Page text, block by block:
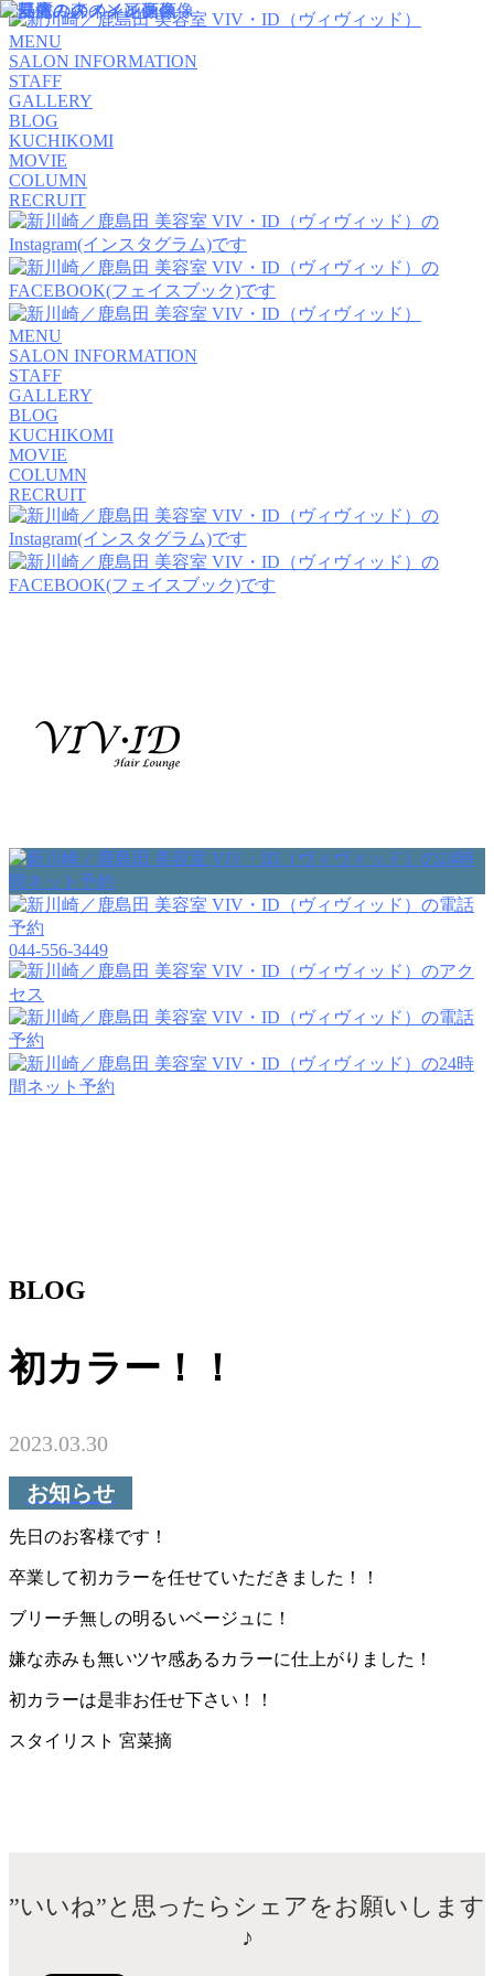
MENU
SALON INFORMATION
STAFF
GALLERY
BLOG
KUCHIKOMI
MOVIE
COLUMN
RECRUIT
MENU
SALON INFORMATION
STAFF
GALLERY
BLOG
KUCHIKOMI
MOVIE
COLUMN
RECRUIT
044-556-3449
BLOG
初カラー！！
2023.03.30
お知らせ
先日のお客様です！
卒業して初カラーを任せていただきました！！
ブリーチ無しの明るいベージュに！
嫌な赤みも無いツヤ感あるカラーに仕上がりました！
初カラーは是非お任せ下さい！！
スタイリスト 宮菜摘
”いいね”と思ったらシェアをお願いします
♪